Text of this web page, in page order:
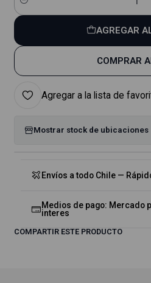
Cantidad
AGREGAR
COMPRAR
Agregar a la lista de
Mostrar stock de ubicaciones
Envíos a todo Chile —
Medios de pago: Mercado
interes
COMPARTIR ESTE PRODUCTO